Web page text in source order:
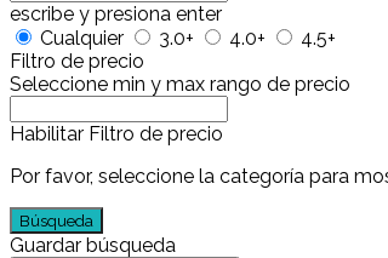
escribe y presiona enter
Cualquier
3.0+ 4.0+
4.5+
Filtro de precio
Seleccione min y max rango de precio
Habilitar Filtro de precio
Por favor, seleccione la categoría para
Búsqueda
Guardar búsqueda